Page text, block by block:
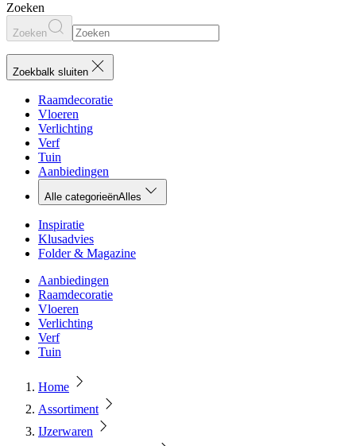
Zoeken
Zoeken
Zoekbalk sluiten
Raamdecoratie
Vloeren
Verlichting
Verf
Tuin
Aanbiedingen
Alle categorieënAlles
Inspiratie
Klusadvies
Folder & Magazine
Aanbiedingen
Raamdecoratie
Vloeren
Verlichting
Verf
Tuin
Home
Assortiment
IJzerwaren